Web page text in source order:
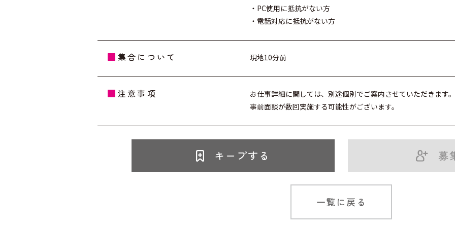
・PC使用に抵抗がない方
・電話対応に抵抗がない方
集合について 現地10分前
注意事項
お仕事詳細に関しては、別途個別でご案内させていただきます。
事前面談が数回実施する可能性がございます。
キープする 募
一覧に戻る